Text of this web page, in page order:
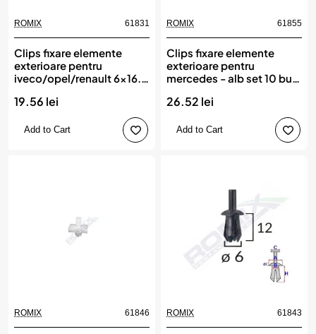
ROMIX 61831
Clips fixare elemente
exterioare pentru
iveco/opel/renault 6x16.3
19.56 lei
Add to Cart
ROMIX 61855
Clips fixare elemente
exterioare pentru
mercedes - alb set 10 buc,
26.52 lei
Add to Cart
ROMIX 61846 ROMIX 61843